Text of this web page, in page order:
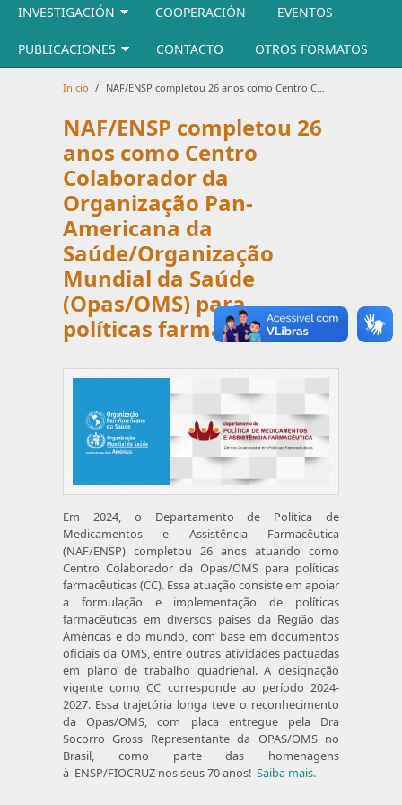
INVESTIGACIÓN COOPERACIÓN EVENTOS
PUBLICACIONES CONTACTO OTROS FORMATOS
Inicio / NAF/ENSP completou 26 anos como Centro Colaborador da Organização Pan-Americana da Saúde/Organização Mundial da Saúde (Opas/OMS) para políticas farmacêuticas
NAF/ENSP completou 26
anos como Centro
Colaborador da
Organização Pan-
Americana da
Saúde/Organização
Mundial da Saúde
(Opas/OMS) para
políticas farmacêuticas
Em 2024, o Departamento de Política de
Medicamentos e Assistência Farmacêutica
(NAF/ENSP) completou 26 anos atuando como
Centro Colaborador da Opas/OMS para políticas
farmacêuticas (CC). Essa atuação consiste em apoiar
a formulação e implementação de políticas
farmacêuticas em diversos países da Região das
Américas e do mundo, com base em documentos
oficiais da OMS, entre outras atividades pactuadas
em plano de trabalho quadrienal. A designação
vigente como CC corresponde ao período 2024-
2027. Essa trajetória longa teve o reconhecimento
da Opas/OMS, com placa entregue pela Dra
Socorro Gross Representante da OPAS/OMS no
Brasil, como parte das homenagens
à ENSP/FIOCRUZ nos seus 70 anos! Saiba mais.